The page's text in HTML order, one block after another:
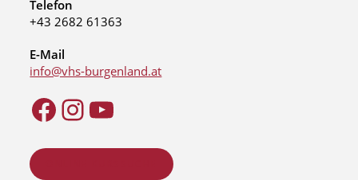
Telefon
+43 2682 61363
E-Mail
info@vhs-burgenland.at